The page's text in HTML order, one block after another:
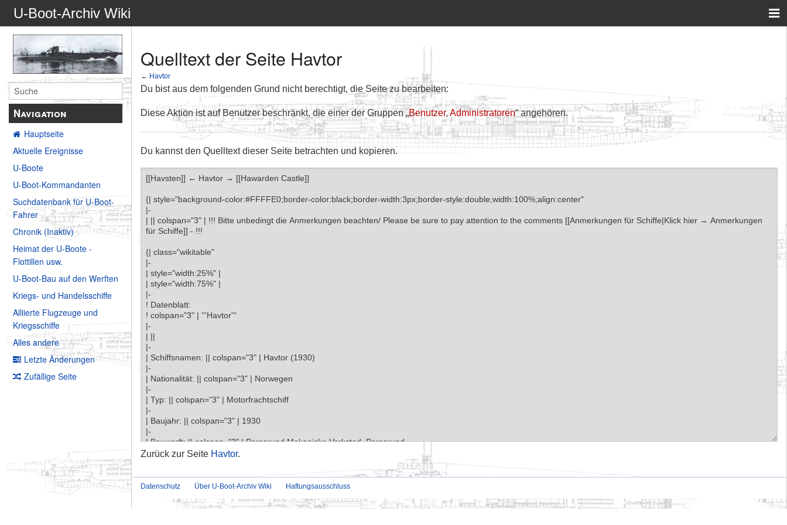
U-Boot-Archiv Wiki
Navigation
Hauptseite
Aktuelle Ereignisse
U-Boote
U-Boot-Kommandanten
Suchdatenbank für U-Boot-
Fahrer
Chronik (Inaktiv)
Heimat der U-Boote -
Flottillen usw.
U-Boot-Bau auf den Werften
Kriegs- und Handelsschiffe
Alliierte Flugzeuge und
Kriegsschiffe
Alles andere
Letzte Änderungen
Zufällige Seite
Quelltext der Seite Havtor
← Havtor
Du bist aus dem folgenden Grund nicht berechtigt, die Seite zu bearbeiten:
Diese Aktion ist auf Benutzer beschränkt, die einer der Gruppen „Benutzer,Administratoren“ angehören.
Du kannst den Quelltext dieser Seite betrachten und kopieren.
Zurück zur Seite Havtor.
Datenschutz Über U-Boot-Archiv Wiki Haftungsausschluss